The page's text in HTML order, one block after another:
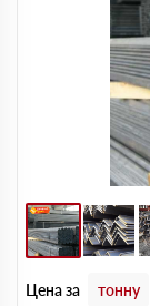
Цена за тонну